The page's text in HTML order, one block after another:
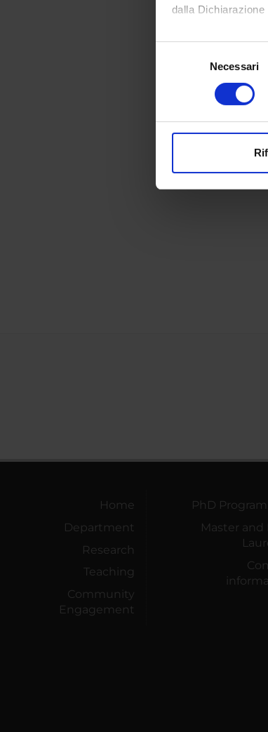
dalla
Con il tuo
raccogliere
digitali).
modificare o
Necessari
Home
Department
Research
Teaching
Community
Engagement
PhD
Master and